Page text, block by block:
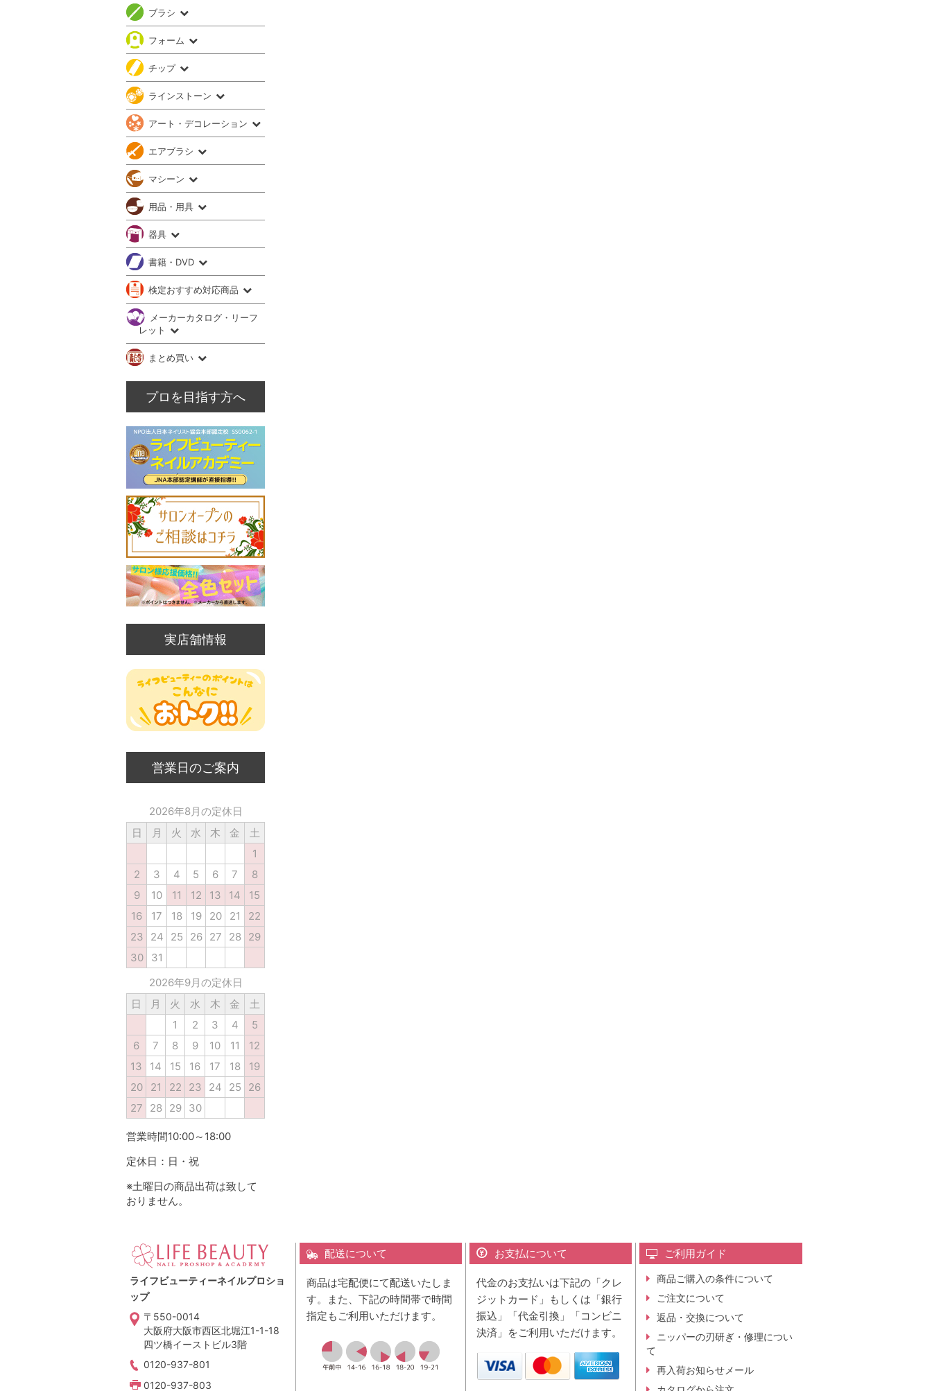
ブラシ
フォーム
チップ
ラインストーン
アート・デコレーション
エアブラシ
マシーン
用品・用具
器具
書籍・DVD
検定おすすめ対応商品
メーカーカタログ・リーフ
レット
まとめ買い
プロを目指す方へ
実店舗情報
営業日のご案内
2026年8月の定休日
日
月 火 水 木 金
土
1
2
3 4 5 6 7
8
9
10 11 12 13 14
15
16
17 18 19 20 21
22
23
24 25 26 27 28
29
30
31
2026年9月の定休日
日
月 火 水 木 金
土
1
2 3 4
5
6
7 8 9 10 11
12
13
14 15 16 17 18
19
20
21 22 23 24 25
26
27
28 29 30
営業時間10:00～18:00
定休日：日・祝
※土曜日の商品出荷は致して
おりません。
ライフビューティーネイルプロショ
ップ
〒550-0014
大阪府大阪市西区北堀江1-1-18
四ツ橋イーストビル3階
0120-937-801
0120-937-803
配送について
商品は宅配便にて配送いたしま
す。また、下記の時間帯で時間
指定もご利用いただけます。
お支払について
代金のお支払いは下記の「クレ
ジットカード」もしくは「銀行
振込」「代金引換」「コンビニ
決済」をご利用いただけます。
ご利用ガイド
商品ご購入の条件について
ご注文について
返品・交換について
ニッパーの刃研ぎ・修理につい
て
再入荷お知らせメール